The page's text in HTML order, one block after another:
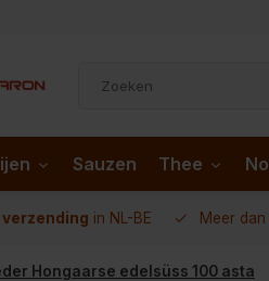
Sauzen Thee
in NL-BE Meer dan
Hongaarse edelsüss 100 asta